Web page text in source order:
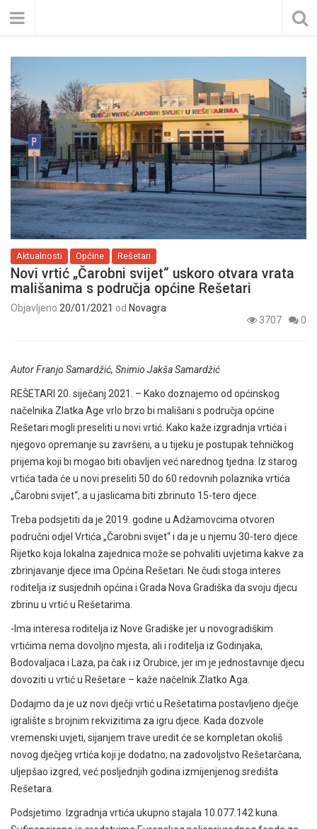
Aktualnosti Općine Rešetari
Novi vrtić „Čarobni svijet“ uskoro otvara vrata
mališanima s područja općine Rešetari
Objavljeno 20/01/2021 od Novagra
3707
0
Autor Franjo Samardžić, Snimio Jakša Samardžić
REŠETARI 20. siječanj 2021. – Kako doznajemo od općinskog
načelnika Zlatka Age vrlo brzo bi mališani s područja općine
Rešetari mogli preseliti u novi vrtić. Kako kaže izgradnja vrtića i
njegovo opremanje su završeni, a u tijeku je postupak tehničkog
prijema koji bi mogao biti obavljen već narednog tjedna. Iz starog
vrtića tada će u novi preseliti 50 do 60 redovnih polaznika vrtića
„Čarobni svijet“, a u jaslicama biti zbrinuto 15-tero djece.
Treba podsjetiti da je 2019. godine u Adžamovcima otvoren
područni odjel Vrtića „Čarobni svijet“ i da je u njemu 30-tero djece.
Rijetko koja lokalna zajednica može se pohvaliti uvjetima kakve za
zbrinjavanje djece ima Općina Rešetari. Ne čudi stoga interes
roditelja iz susjednih općina i Grada Nova Gradiška da svoju djecu
zbrinu u vrtić u Rešetarima.
-Ima interesa roditelja iz Nove Gradiške jer u novogradiškim
vrtićima nema dovoljno mjesta, ali i roditelja iz Godinjaka,
Bodovaljaca i Laza, pa čak i iz Orubice, jer im je jednostavnije djecu
dovoziti u vrtić u Rešetare – kaže načelnik Zlatko Aga.
Dodajmo da je uz novi dječji vrtić u Rešetatima postavljeno dječje
igralište s brojnim rekvizitima za igru djece. Kada dozvole
vremenski uvjeti, sijanjem trave uredit će se kompletan okoliš
novog dječjeg vrtića koji je dodatno, na zadovoljstvo Rešetarčana,
uljepšao izgred, već posljednjih godina izmijenjenog središta
Rešetara.
Podsjetimo. Izgradnja vrtića ukupno stajala 10.077.142 kuna.